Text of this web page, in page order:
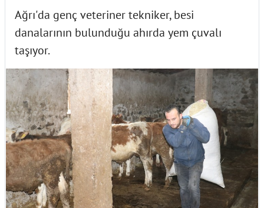
Ağrı'da genç veteriner tekniker, besi
danalarının bulunduğu ahırda yem çuvalı
taşıyor.